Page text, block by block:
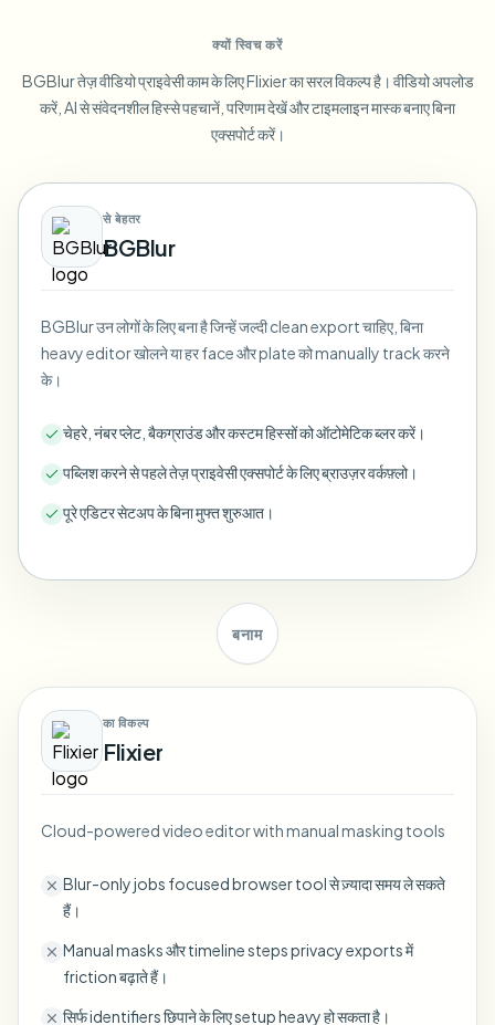
Blur Anything
GDPR compliance blur
Vlogger street interview
Gaming & stream blur
Blur Background
AI Video Object Remover
Blur Face in Photos
Face Anonymization
Face Swap - Image
Face Swap - Video
Screeners, releases, and compliance
Retail & ecommerce
Healthcare
Clinic and patient-facing video governance
Public sector
FOIA, safe disclosure, and redaction
Bulk face anonymization
Bulk license plate blur
Fleet, dashcam, and parking at scale
Bulk face blur
Blur Anything
Enterprise zones, policies, and review
Automate uploads, jobs, and webhooks
Contact form
Video intelligence
Bulk background removal
Blog
Tools
Category
Products
Choose language
क्यों स्विच करें
BGBlur तेज़ वीडियो प्राइवेसी काम के लिए Flixier का सरल विकल्प है। वीडियो अपलोड
करें, AI से संवेदनशील हिस्से पहचानें, परिणाम देखें और टाइमलाइन मास्क बनाए बिना
एक्सपोर्ट करें।
से बेहतर
BGBlur
BGBlur उन लोगों के लिए बना है जिन्हें जल्दी clean export चाहिए, बिना
heavy editor खोलने या हर face और plate को manually track करने
के।
चेहरे, नंबर प्लेट, बैकग्राउंड और कस्टम हिस्सों को ऑटोमेटिक ब्लर करें।
पब्लिश करने से पहले तेज़ प्राइवेसी एक्सपोर्ट के लिए ब्राउज़र वर्कफ़्लो।
पूरे एडिटर सेटअप के बिना मुफ्त शुरुआत।
बनाम
का विकल्प
Flixier
Cloud-powered video editor with manual masking tools
Blur-only jobs focused browser tool से ज़्यादा समय ले सकते
हैं।
Manual masks और timeline steps privacy exports में
friction बढ़ाते हैं।
सिर्फ identifiers छिपाने के लिए setup heavy हो सकता है।